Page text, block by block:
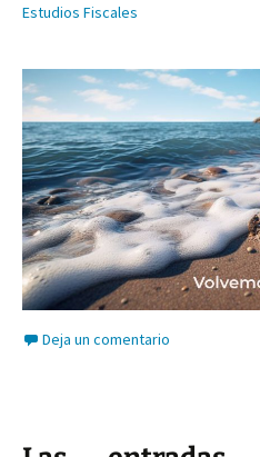
Estudios Fiscales
Deja un comentario